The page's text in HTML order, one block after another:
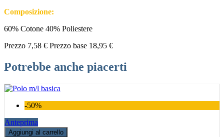
Composizione:
60% Cotone 40% Poliestere
Prezzo 7,58 € Prezzo base 18,95 €
Potrebbe anche piacerti
-50%
Anteprima
Aggiungi al carrello